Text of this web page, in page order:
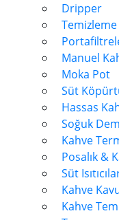
Dripper
Temizleme
Manuel
Moka Pot
Süt
Hassas
Soğuk
Kahve
Posalık &
Süt
Kahve
Kahve